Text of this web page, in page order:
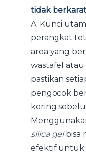
tidak
A: Kunci
perangkat
area yang
wastafel atau
pastikan
pengocok
kering
silica gelbisa
efektif untuk